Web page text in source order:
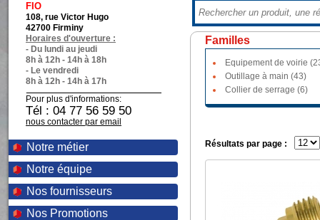
FIO
108, rue Victor Hugo
42700 Firminy
Horaires d'ouverture :
- Du lundi au jeudi
8h à 12h - 14h à 18h
- Le vendredi
8h à 12h - 14h à 17h
Pour plus d'informations:
Tél : 04 77 56 59 50
nous contacter par email
Notre métier
Notre équipe
Nos fournisseurs
Nos Promotions
Familles
Equipement de voirie
Outillage à main (43)
Collier de serrage (6)
Résultats par page :